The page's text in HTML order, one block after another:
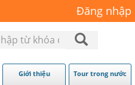
Đăng nhập
Giới thiệu Tour trong nước